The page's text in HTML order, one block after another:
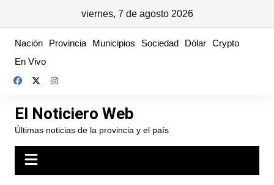
viernes, 7 de agosto 2026
content
Nación Provincia Municipios Sociedad Dólar Crypto
En Vivo
El Noticiero Web
Últimas noticias de la provincia y el país